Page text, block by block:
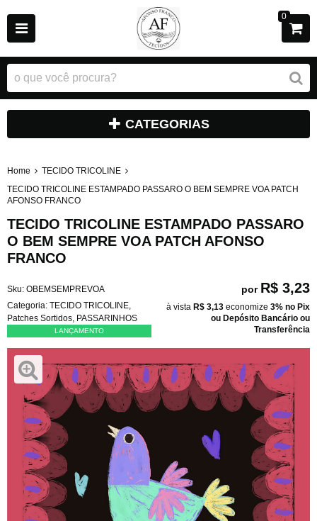
0
CATEGORIAS
Home
TECIDO TRICOLINE
TECIDO TRICOLINE ESTAMPADO PASSARO O BEM SEMPRE VOA PATCH
AFONSO FRANCO
TECIDO TRICOLINE ESTAMPADO PASSARO
O BEM SEMPRE VOA PATCH AFONSO
FRANCO
Sku: OBEMSEMPREVOA
Categoria: TECIDO TRICOLINE
Patches Sortidos PASSARINHOS
LANÇAMENTO
por R$ 3,23
à vista R$ 3,13 economize 3% no Pix
ou Depósito Bancário ou
Transferência